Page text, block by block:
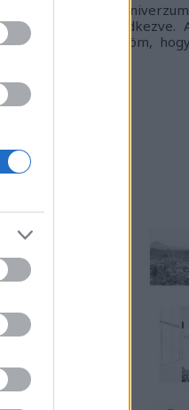
a táguló
sem megfeledkezve.
én látom.
Köszönöm,